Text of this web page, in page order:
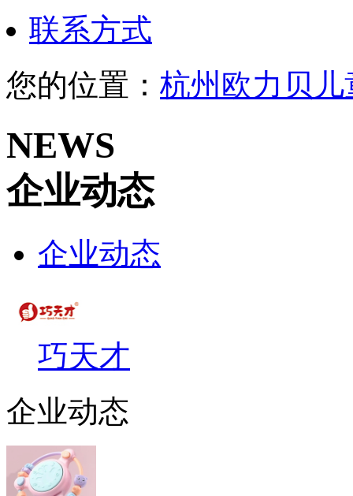
联系方式
您的位置： 杭州欧力贝
NEWS
企业动态
企业动态
巧天才
企业动态